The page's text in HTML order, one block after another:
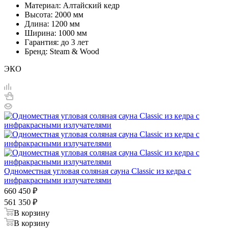
Материал: Алтайский кедр
Высота: 2000 мм
Длина: 1200 мм
Ширина: 1000 мм
Гарантия: до 3 лет
Бренд: Steam & Wood
ЭКО
Одноместная угловая соляная сауна Classic из кедра с
инфракрасными излучателями
660 450 ₽
561 350 ₽
В корзину
В корзину